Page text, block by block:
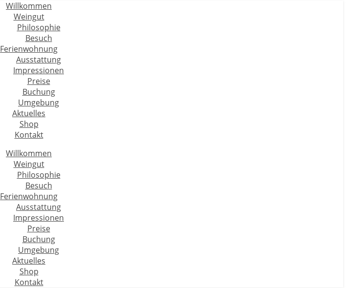
Willkommen
Weingut
Philosophie
Besuch
Ferienwohnung
Ausstattung
Impressionen
Preise
Buchung
Umgebung
Aktuelles
Shop
Kontakt
Willkommen
Weingut
Philosophie
Besuch
Ferienwohnung
Ausstattung
Impressionen
Preise
Buchung
Umgebung
Aktuelles
Shop
Kontakt